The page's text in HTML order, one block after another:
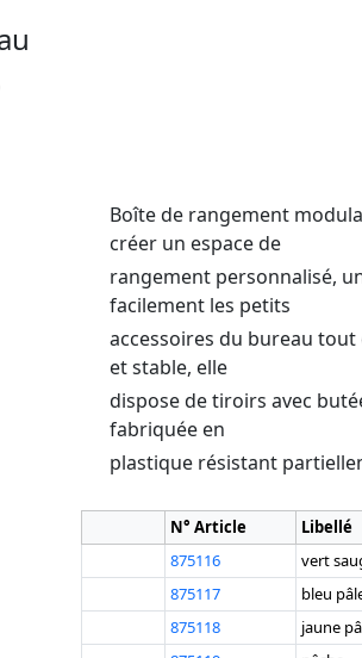
Boîte de rangement
créer un espace de
rangement personnalisé,
facilement les petits
accessoires du bureau
et stable, elle
dispose de tiroirs avec
fabriquée en
plastique résistant
N° Article Libellé
875116
vert
875117
bleu
875118
jaune